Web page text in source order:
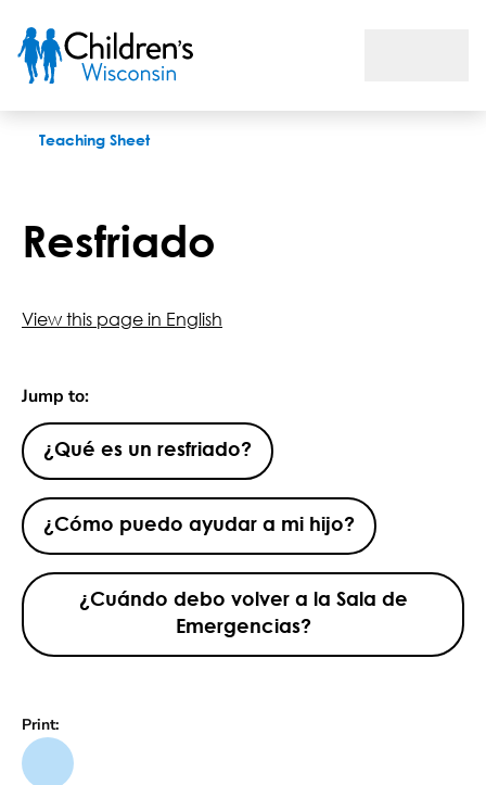
Teaching Sheet
Resfriado
View this page in English
Jump to:
¿Qué es un resfriado?
¿Cómo puedo ayudar a mi hijo?
¿Cuándo debo volver a la Sala de
Emergencias?
Print: